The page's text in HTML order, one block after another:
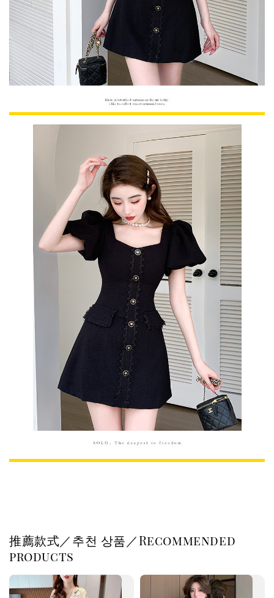
推薦款式／추천 상품／Recommended
products